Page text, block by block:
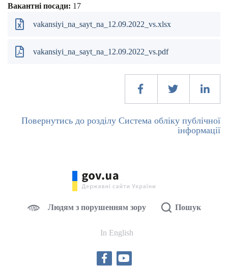
Вакантні посади: 17
vakansiyi_na_sayt_na_12.09.2022_vs.xlsx
vakansiyi_na_sayt_na_12.09.2022_vs.pdf
Повернутись до розділу Система обліку публічної
інформації
Людям з порушенням зору Пошук
In English